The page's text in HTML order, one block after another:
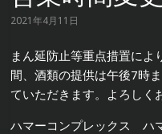
2021年4月11日
まん延防止等重点措置に
間、酒類の提供は午後7時
ていただきます。よろしく
ハマーコンプレックス ハ